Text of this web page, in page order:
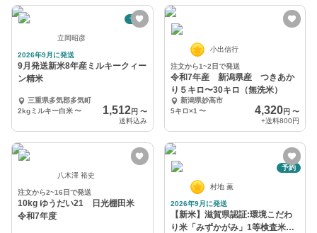
予約
立岡昭彦
2026年9月に発送
9月発送新米8年産ミルキークィー
ン精米
三重県多気郡多気町
2kgミルキー白米〜 1,512円 〜
送料込み
小出信行
注文から1~2日で発送
令和7年産 新潟県産 つきあか
り５キロ〜30キロ（無洗米）
新潟県妙高市
5キロ×1 〜 4,320円 〜
+送料800円
八木澤 裕史
注文から2~16日で発送
10kg ゆうだい21 日光棚田米
令和7年度
予約
村地 薫
2026年9月に発送
【新米】滋賀県認証:環境こだわ
り米「みずかがみ」1等検査米